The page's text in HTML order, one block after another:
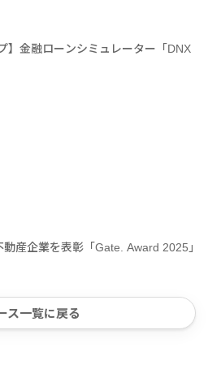
】金融ローンシミュレーター「DNX
産企業を表彰「Gate. Award 2025」
ス一覧に戻る